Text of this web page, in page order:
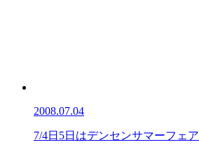
2008.07.04
7/4日5日はデンセンサマーフェア